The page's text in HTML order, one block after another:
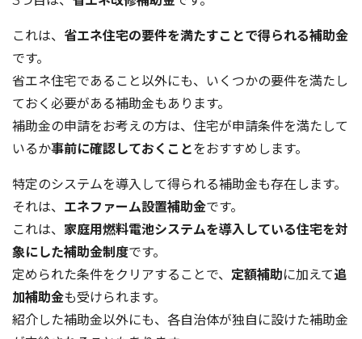
これは、 省エネ住宅の要件を満たすことで得られる補助金
です。
省エネ住宅であること以外にも、いくつかの要件を満たし
ておく必要がある補助金もあります。
補助金の申請をお考えの方は、住宅が申請条件を満たして
いるか事前に確認しておくことをおすすめします。
特定のシステムを導入して得られる補助金も存在します。
それは、 エネファーム設置補助金です。
これは、 家庭用燃料電池システムを導入している住宅を対
象にした補助金制度です。
定められた条件をクリアすることで、 定額補助に加えて追
加補助金も受けられます。
紹介した補助金以外にも、各自治体が独自に設けた補助金